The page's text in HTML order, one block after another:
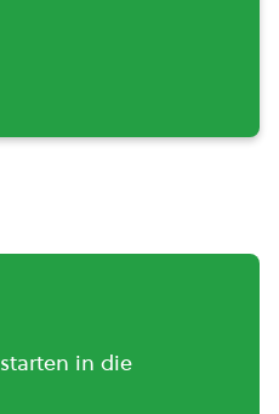
in die